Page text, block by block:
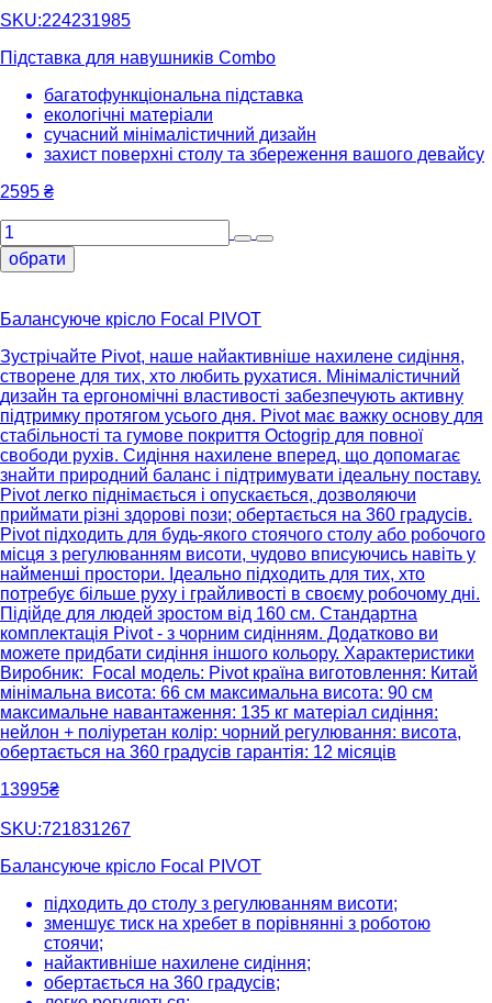
SKU:224231985
Підставка для навушників Combo
багатофункціональна підставка
екологічні матеріали
сучасний мінімалістичний дизайн
захист поверхні столу та збереження вашого девайсу
2595 ₴
обрати
Балансуюче крісло Focal PIVOT
Зустрічайте Pivot, наше найактивніше нахилене сидіння,
створене для тих, хто любить рухатися. Мінімалістичний
дизайн та ергономічні властивості забезпечують активну
підтримку протягом усього дня. Pivot має важку основу для
стабільності та гумове покриття Octogrip для повної
свободи рухів. Сидіння нахилене вперед, що допомагає
знайти природний баланс і підтримувати ідеальну поставу.
Pivot легко піднімається і опускається, дозволяючи
приймати різні здорові пози; обертається на 360 градусів.
Pivot підходить для будь-якого стоячого столу або робочого
місця з регулюванням висоти, чудово вписуючись навіть у
найменші простори. Ідеально підходить для тих, хто
потребує більше руху і грайливості в своєму робочому дні.
Підійде для людей зростом від 160 см. Cтандартна
комплектація Pivot - з чорним сидінням. Додатково ви
можете придбати сидіння іншого кольору. Характеристики
Виробник: Focal модель: Pivot країна виготовлення: Китай
мінімальна висота: 66 см максимальна висота: 90 см
максимальне навантаження: 135 кг матеріал сидіння:
нейлон + поліуретан колір: чорний регулювання: висота,
обертається на 360 градусів гарантія: 12 місяців
13995₴
SKU:721831267
Балансуюче крісло Focal PIVOT
підходить до столу з регулюванням висоти;
зменшує тиск на хребет в порівнянні з роботою
стоячи;
найактивніше нахилене сидіння;
обертається на 360 градусів;